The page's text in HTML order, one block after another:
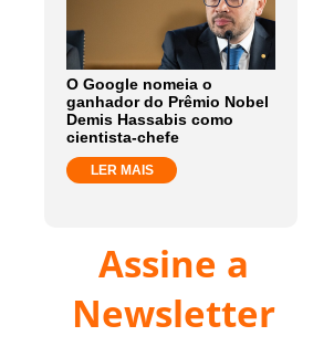
O Google nomeia o
ganhador do Prêmio Nobel
Demis Hassabis como
cientista-chefe
LER MAIS
Assine a
Newsletter